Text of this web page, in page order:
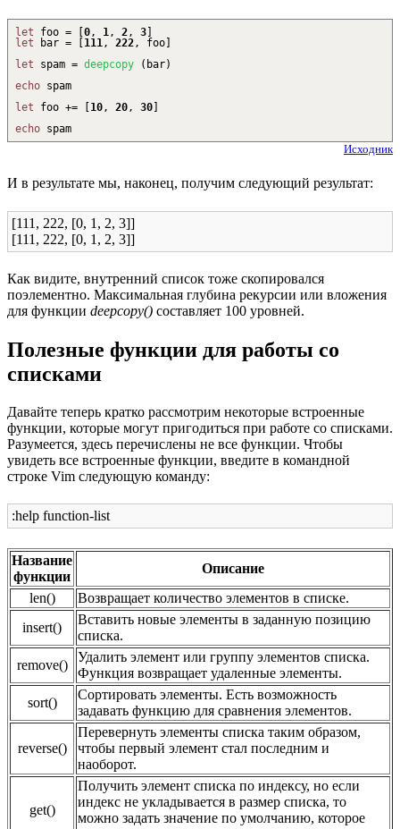
let foo = 0, 1, 2, 3
let bar = 111, 222, foo
let spam = deepcopy ( bar)
echo spam
let foo += 10, 20, 30
echo spam
Исходник
И в результате мы, наконец, получим следующий результат:
[111, 222, [0, 1, 2, 3]]
[111, 222, [0, 1, 2, 3]]
Как видите, внутренний список тоже скопировался
поэлементно. Максимальная глубина рекурсии или вложения
для функции deepcopy() составляет 100 уровней.
Полезные функции для работы со
списками
Давайте теперь кратко рассмотрим некоторые встроенные
функции, которые могут пригодиться при работе со списками.
Разумеется, здесь перечислены не все функции. Чтобы
увидеть все встроенные функции, введите в командной
строке Vim следующую команду:
:help function-list
Название
функции
Описание
len()
Возвращает количество элементов в списке.
insert()
Вставить новые элементы в заданную позицию
списка.
remove()
Удалить элемент или группу элементов списка.
Функция возвращает удаленные элементы.
sort()
Сортировать элементы. Есть возможность
задавать функцию для сравнения элементов.
reverse()
Перевернуть элементы списка таким образом,
чтобы первый элемент стал последним и
наоборот.
get()
Получить элемент списка по индексу, но если
индекс не укладывается в размер списка, то
можно задать значение по умолчанию, которое